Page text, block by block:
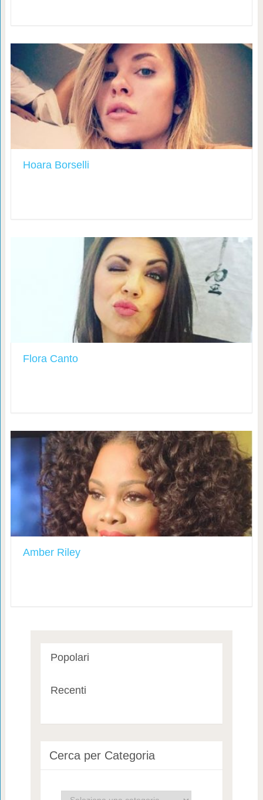
Hoara Borselli
Flora Canto
Amber Riley
Popolari
Recenti
Cerca per Categoria
Cerca